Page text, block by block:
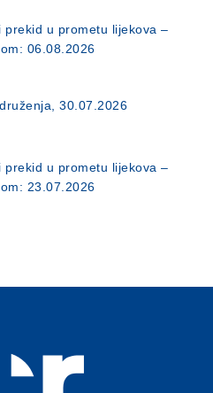
prekid u prometu lijekova –
06.08.2026
30.07.2026
prekid u prometu lijekova –
23.07.2026